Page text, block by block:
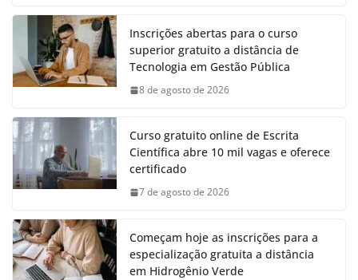
Inscrições abertas para o curso
superior gratuito a distância de
Tecnologia em Gestão Pública
8 de agosto de 2026
Curso gratuito online de Escrita
Científica abre 10 mil vagas e oferece
certificado
7 de agosto de 2026
Começam hoje as inscrições para a
especialização gratuita a distância
em Hidrogênio Verde